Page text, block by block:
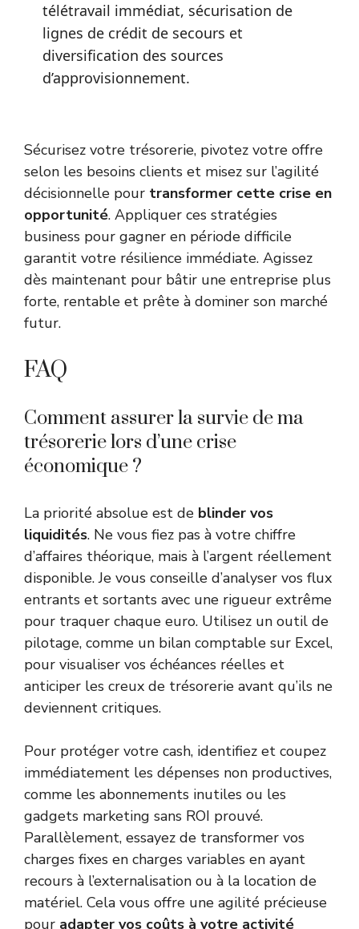
télétravail immédiat, sécurisation de
lignes de crédit de secours et
diversification des sources
d’approvisionnement.
Sécurisez votre trésorerie, pivotez votre offre
selon les besoins clients et misez sur l’agilité
décisionnelle pour transformer cette crise en
opportunité. Appliquer ces stratégies
business pour gagner en période difficile
garantit votre résilience immédiate. Agissez
dès maintenant pour bâtir une entreprise plus
forte, rentable et prête à dominer son marché
futur.
FAQ
Comment assurer la survie de ma
trésorerie lors d’une crise
économique ?
La priorité absolue est de blinder vos
liquidités. Ne vous fiez pas à votre chiffre
d’affaires théorique, mais à l’argent réellement
disponible. Je vous conseille d’analyser vos flux
entrants et sortants avec une rigueur extrême
pour traquer chaque euro. Utilisez un outil de
pilotage, comme un bilan comptable sur Excel,
pour visualiser vos échéances réelles et
anticiper les creux de trésorerie avant qu’ils ne
deviennent critiques.
Pour protéger votre cash, identifiez et coupez
immédiatement les dépenses non productives,
comme les abonnements inutiles ou les
gadgets marketing sans ROI prouvé.
Parallèlement, essayez de transformer vos
charges fixes en charges variables en ayant
recours à l’externalisation ou à la location de
matériel. Cela vous offre une agilité précieuse
pour adapter vos coûts à votre activité